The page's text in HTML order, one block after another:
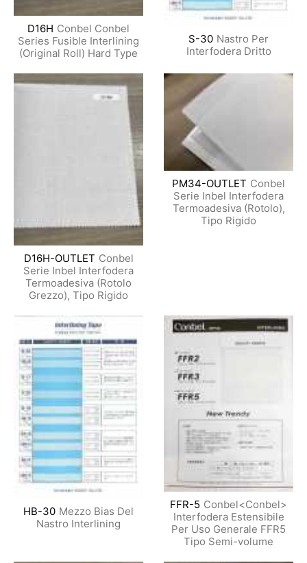
D16H Conbel Conbel
Series Fusible Interlining
(Original Roll) Hard Type
S-30 Nastro Per
Interfodera Dritto
D16H-OUTLET Conbel
Serie Inbel Interfodera
Termoadesiva (Rotolo
Grezzo), Tipo Rigido
PM34-OUTLET Conbel
Serie Inbel Interfodera
Termoadesiva (Rotolo),
Tipo Rigido
HB-30 Mezzo Bias Del
Nastro Interlining
FFR-5 Conbel<Conbel>
Interfodera Estensibile
Per Uso Generale FFR5
Tipo Semi-volume